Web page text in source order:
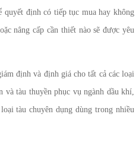
định có tiếp tục mua hay không
nâng cấp cần thiết nào sẽ được yêu
định và định giá cho tất cả các loại
và tàu thuyền phục vụ ngành dầu khí,
tàu chuyên dụng dùng trong nhiều